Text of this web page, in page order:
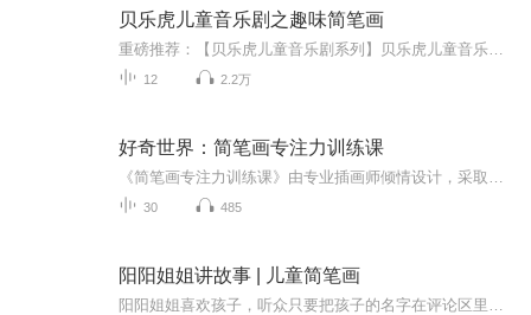
贝乐虎儿童音乐剧之趣味简笔画
12 2.2万
好奇世界：简笔画专注力训练课
30 485
阳阳姐姐讲故事 | 儿童简笔画